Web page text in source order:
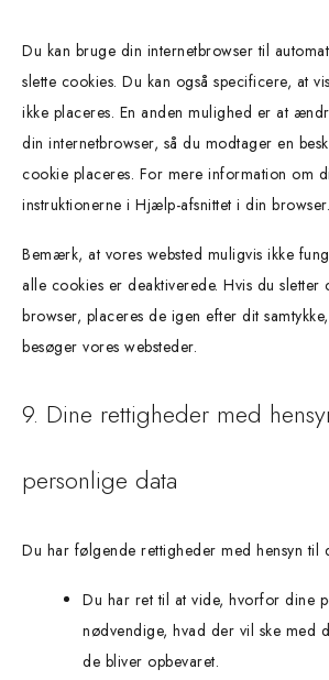
Du kan bruge din internetbrowser til
slette cookies. Du kan også specificere, at
ikke placeres. En anden mulighed er at
din internetbrowser, så du modtager en
cookie placeres. For mere information om
instruktionerne i Hjælp-afsnittet i din browser.
Bemærk, at vores websted muligvis ikke
alle cookies er deaktiverede. Hvis du sletter
browser, placeres de igen efter dit
besøger vores websteder.
9. Dine rettigheder med
personlige data
Du har følgende rettigheder med hensyn til
Du har ret til at vide, hvorfor dine
nødvendige, hvad der vil ske med
de bliver opbevaret.